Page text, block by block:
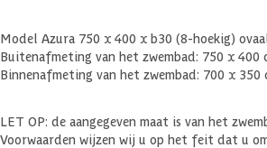
Model Azura 750 x 400 x b30 (8-hoekig)
Buitenafmeting van het zwembad: 750 x 400
Binnenafmeting van het zwembad: 700 x 350
LET OP: de aangegeven maat is van het
Voorwaarden wijzen wij u op het feit dat u